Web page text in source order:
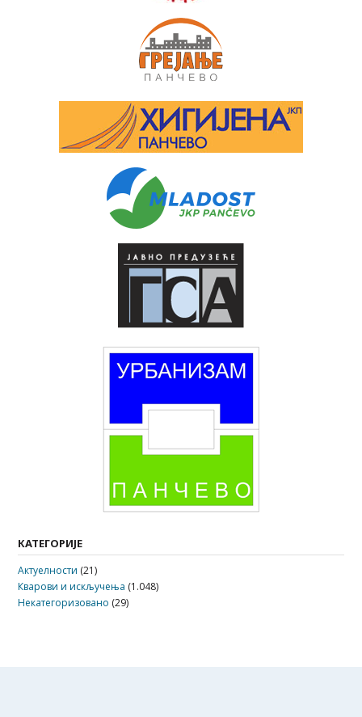
КАТЕГОРИЈЕ
Актуелности (21)
Кварови и искључења (1.048)
Некатегоризовано (29)